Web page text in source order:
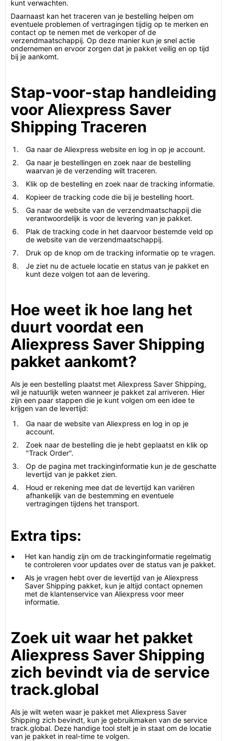
kunt verwachten.
Daarnaast kan het traceren van je bestelling helpen om
eventuele problemen of vertragingen tijdig op te merken en
contact op te nemen met de verkoper of de
verzendmaatschappij. Op deze manier kun je snel actie
ondernemen en ervoor zorgen dat je pakket veilig en op tijd
bij je aankomt.
Stap-voor-stap handleiding
voor Aliexpress Saver
Shipping Traceren
Ga naar de Aliexpress website en log in op je account.
Ga naar je bestellingen en zoek naar de bestelling
waarvan je de verzending wilt traceren.
Klik op de bestelling en zoek naar de tracking informatie.
Kopieer de tracking code die bij je bestelling hoort.
Ga naar de website van de verzendmaatschappij die
verantwoordelijk is voor de levering van je pakket.
Plak de tracking code in het daarvoor bestemde veld op
de website van de verzendmaatschappij.
Druk op de knop om de tracking informatie op te vragen.
Je ziet nu de actuele locatie en status van je pakket en
kunt deze volgen tot aan de levering.
Hoe weet ik hoe lang het
duurt voordat een
Aliexpress Saver Shipping
pakket aankomt?
Als je een bestelling plaatst met Aliexpress Saver Shipping,
wil je natuurlijk weten wanneer je pakket zal arriveren. Hier
zijn een paar stappen die je kunt volgen om een idee te
krijgen van de levertijd:
Ga naar de website van Aliexpress en log in op je
account.
Zoek naar de bestelling die je hebt geplaatst en klik op
"Track Order".
Op de pagina met trackinginformatie kun je de geschatte
levertijd van je pakket zien.
Houd er rekening mee dat de levertijd kan variëren
afhankelijk van de bestemming en eventuele
vertragingen tijdens het transport.
Extra tips:
Het kan handig zijn om de trackinginformatie regelmatig
te controleren voor updates over de status van je pakket.
Als je vragen hebt over de levertijd van je Aliexpress
Saver Shipping pakket, kun je altijd contact opnemen
met de klantenservice van Aliexpress voor meer
informatie.
Zoek uit waar het pakket
Aliexpress Saver Shipping
zich bevindt via de service
track.global
Als je wilt weten waar je pakket met Aliexpress Saver
Shipping zich bevindt, kun je gebruikmaken van de service
track.global. Deze handige tool stelt je in staat om de locatie
van je pakket in real-time te volgen.